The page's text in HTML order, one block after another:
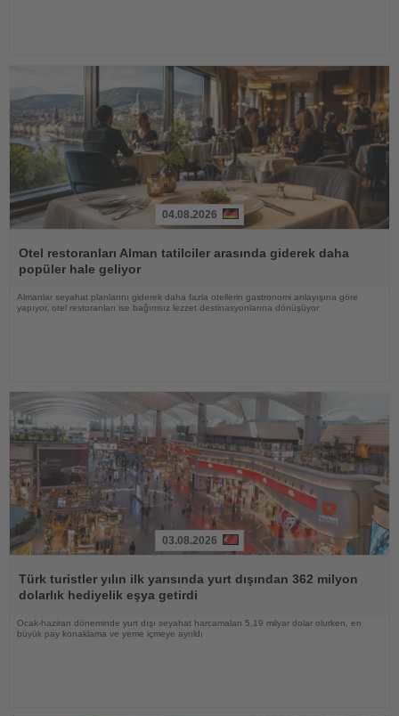
Oku
04.08.2026
Otel restoranları Alman tatilciler arasında giderek daha
popüler hale geliyor
Almanlar seyahat planlarını giderek daha fazla otellerin gastronomi anlayışına göre
yapıyor, otel restoranları ise bağımsız lezzet destinasyonlarına dönüşüyor
Oku
03.08.2026
Türk turistler yılın ilk yarısında yurt dışından 362 milyon
dolarlık hediyelik eşya getirdi
Ocak-haziran döneminde yurt dışı seyahat harcamaları 5,19 milyar dolar olurken, en
büyük pay konaklama ve yeme içmeye ayrıldı